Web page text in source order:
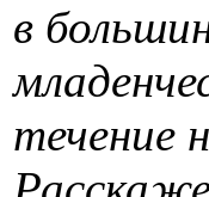
в
течение